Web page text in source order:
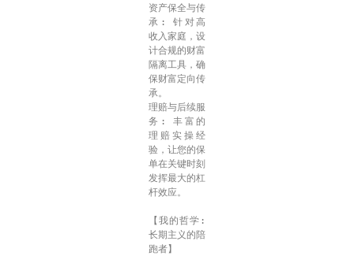
资产保全与传
承: 针对高
收入家庭，设
计合规的财富
隔离工具，确
保财富定向传
承。
理赔与后续服
务: 丰富的
理赔实操经
验，让您的保
单在关键时刻
发挥最大的杠
杆效应。
【我的哲学:
长期主义的陪
跑者】